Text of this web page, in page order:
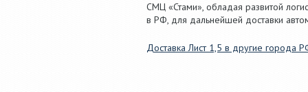
СМЦ «Стами», обладая развитой
в РФ, для дальнейшей доставки
Доставка Лист 1,5 в другие города